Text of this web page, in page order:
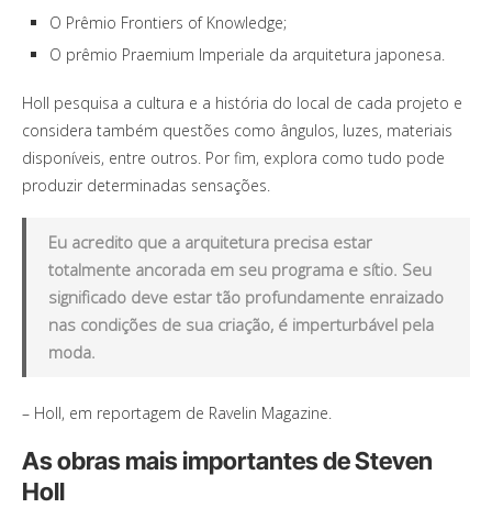
O Prêmio Frontiers of Knowledge;
O prêmio Praemium Imperiale da arquitetura japonesa.
Holl pesquisa a cultura e a história do local de cada projeto e
considera também questões como ângulos, luzes, materiais
disponíveis, entre outros. Por fim, explora como tudo pode
produzir determinadas sensações.
Eu acredito que a arquitetura precisa estar
totalmente ancorada em seu programa e sítio. Seu
significado deve estar tão profundamente enraizado
nas condições de sua criação, é imperturbável pela
moda.
– Holl, em reportagem de Ravelin Magazine.
As obras mais importantes de Steven
Holl